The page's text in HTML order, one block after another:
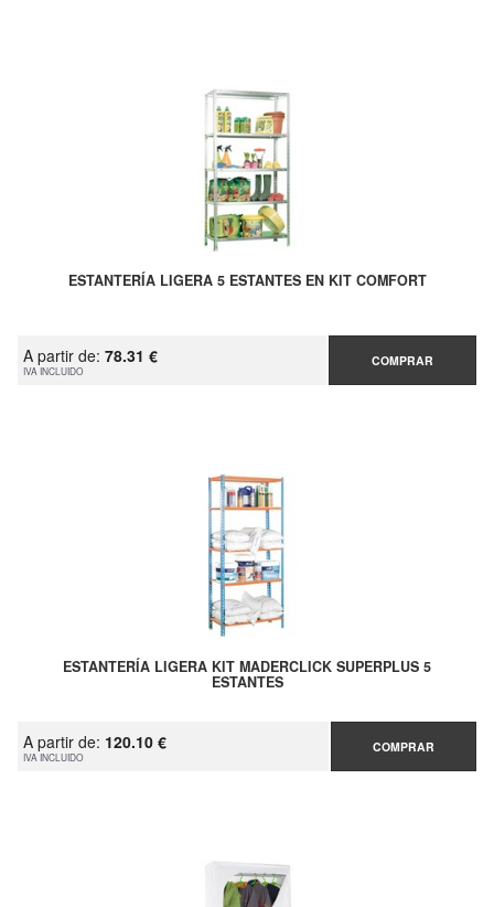
ESTANTERÍA LIGERA 5 ESTANTES EN KIT COMFORT
A partir de: 78.31 €
IVA INCLUIDO
COMPRAR
ESTANTERÍA LIGERA KIT MADERCLICK SUPERPLUS 5
ESTANTES
A partir de: 120.10 €
IVA INCLUIDO
COMPRAR